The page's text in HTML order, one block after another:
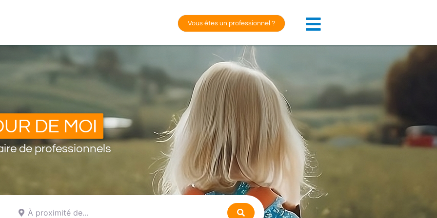
Vous êtes un professionnel ?
DE MOI
de professionnels
Search